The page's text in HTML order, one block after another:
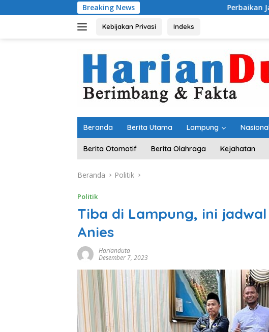
ke
Breaking News Perbaikan Jalan RA
Kebijakan Privasi Indeks
Beranda Berita Utama Lampung
Berita Otomotif Berita Olahraga Kejahatan
Beranda Politik
Politik
Tiba di Lampung, ini
Anies
Harianduta
Desember 7, 2023